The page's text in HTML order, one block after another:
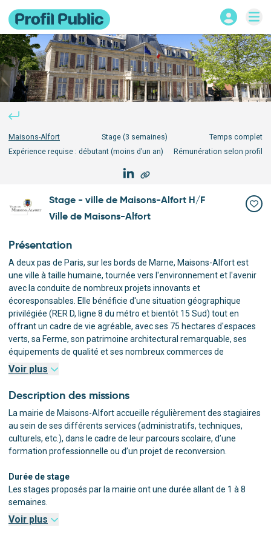
Maisons-Alfort Stage (3 semaines)
Temps complet
Expérience requise : débutant (moins d’un an) Rémunération selon profil
Stage - ville de Maisons-Alfort H/F
Ville de Maisons-Alfort
Présentation
A deux pas de Paris, sur les bords de Marne, Maisons-Alfort est
une ville à taille humaine, tournée vers l'environnement et l'avenir
avec la conduite de nombreux projets innovants et
écoresponsables. Elle bénéficie d'une situation géographique
privilégiée (RER D, ligne 8 du métro et bientôt 15 Sud) tout en
offrant un cadre de vie agréable, avec ses 75 hectares d'espaces
verts, sa Ferme, son patrimoine architectural remarquable, ses
équipements de qualité et ses nombreux commerces de
proximité.
Plus de 1 000 agents s'investissent chaque jour dans des missions
variées, au sein d'une collectivité qui modernise ses pratiques et
valorise ses talents. Vous aussi, contribuez à construire une ville
toujours plus innovante, durable et proche des besoins de ses
habitants. Rejoignez-nous !
Découvrez notre environnement de travail
Voir plus
Description des missions
La mairie de Maisons-Alfort accueille régulièrement des stagiaires
au sein de ses différents services (administratifs, techniques,
culturels, etc.), dans le cadre de leur parcours scolaire, d’une
formation professionnelle ou d’un projet de reconversion.
Durée de stage
Les stages proposés par la mairie ont une durée allant de 1 à 8
semaines.
Selon le service d'affectation, tu pourras être amené(e) à :
Voir plus